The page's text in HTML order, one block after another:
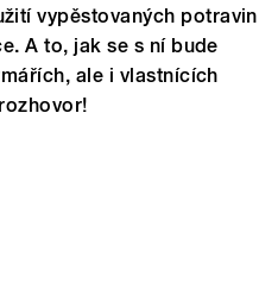
vypěstovaných potravin
A to, jak se s ní bude
ale i vlastnících